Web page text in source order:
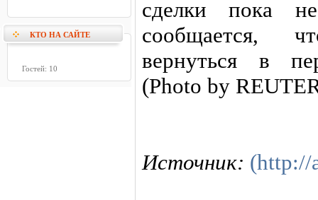
КТО НА САЙТЕ
Гостей: 10
сделки пока
сообщается,
вернуться в
(Photo by
Источник: (http://